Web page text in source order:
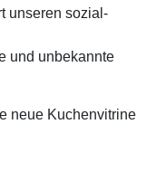
unseren sozial-
und unbekannte
neue Kuchenvitrine